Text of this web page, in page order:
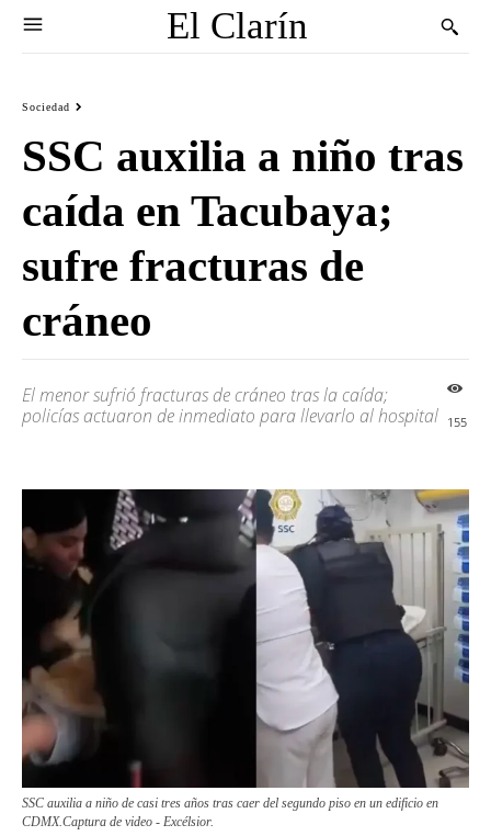
El Clarín
Sociedad
SSC auxilia a niño tras
caída en Tacubaya;
sufre fracturas de
cráneo
El menor sufrió fracturas de cráneo tras la caída;
policías actuaron de inmediato para llevarlo al hospital 155
SSC auxilia a niño de casi tres años tras caer del segundo piso en un edificio en
CDMX.Captura de video - Excélsior.